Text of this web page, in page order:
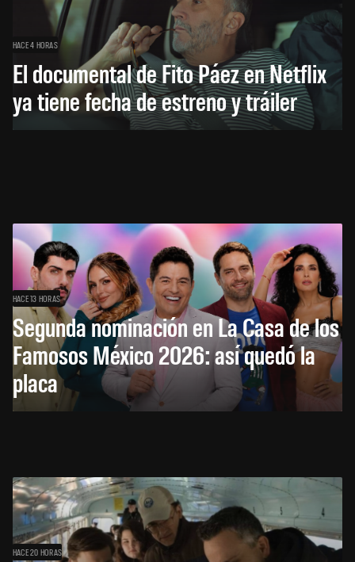
HACE 4 HORAS
El documental de Fito Páez en Netflix
ya tiene fecha de estreno y tráiler
HACE 13 HORAS
Segunda nominación en La Casa de los
Famosos México 2026: así quedó la
placa
HACE 20 HORAS